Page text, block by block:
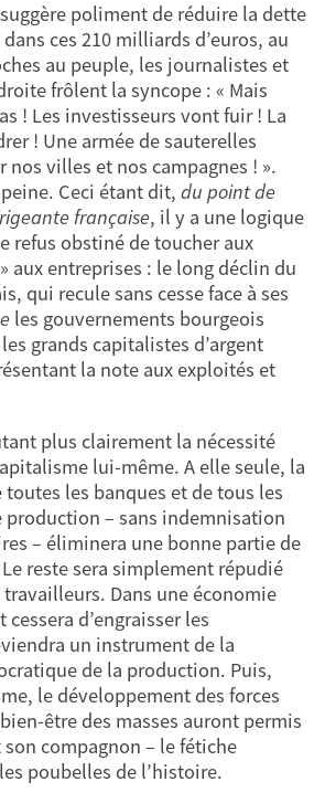
poliment de réduire la dette
ces 210 milliards d’euros, au
au peuple, les journalistes et
frôlent la syncope : « Mais
! Les investisseurs vont fuir ! La
! Une armée de sauterelles
nos villes et nos campagnes ! ».
Ceci étant dit, du point de
française, il y a une logique
refus obstiné de toucher aux
aux entreprises : le long déclin du
qui recule sans cesse face à ses
les gouvernements bourgeois
grands capitalistes d’argent
la note aux exploités et
plus clairement la nécessité
lui-même. A elle seule, la
les banques et de tous les
production – sans indemnisation
– éliminera une bonne partie de
reste sera simplement répudié
Dans une économie
d’engraisser les
un instrument de la
de la production. Puis,
le développement des forces
être des masses auront permis
compagnon – le fétiche
poubelles de l’histoire.